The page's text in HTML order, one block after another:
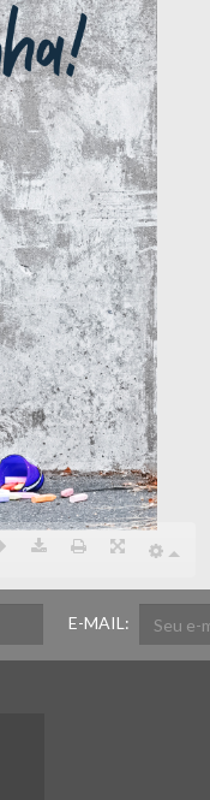
E-MAIL: